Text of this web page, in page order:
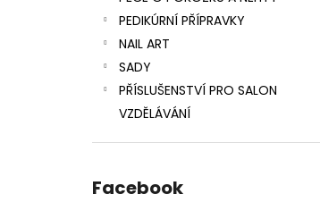
PEDIKÚRNÍ PŘÍPRAVKY
NAIL ART
SADY
PŘÍSLUŠENSTVÍ PRO SALON
VZDĚLÁVÁNÍ
Facebook